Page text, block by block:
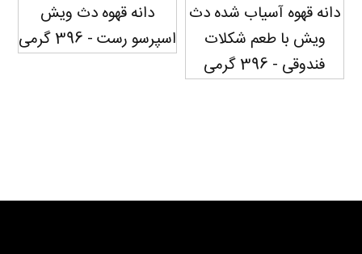
دانه قهوه آسیاب شده دث
ویش با طعم شکلات
فندوقی - 396 گرمی
دانه قهوه دث ویش
اسپرسو رست - 396 گرمی